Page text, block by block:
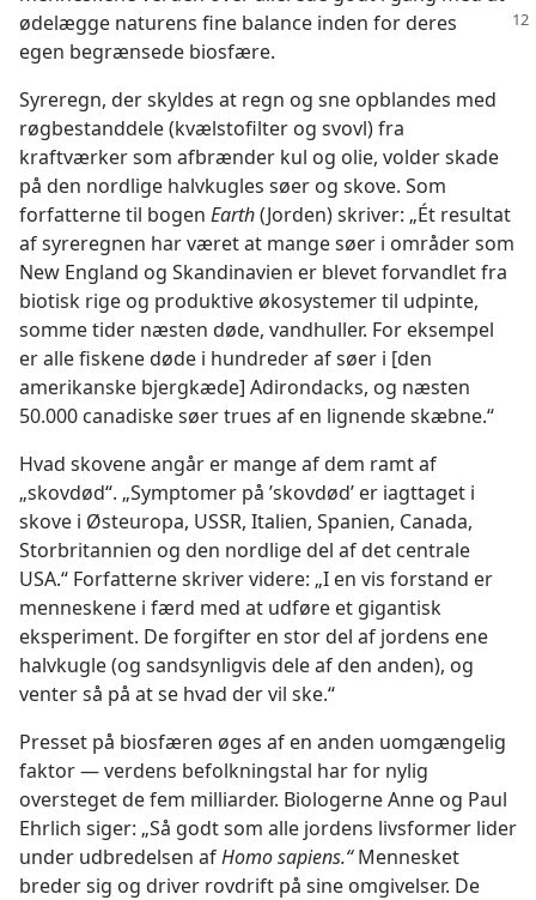
ødelægge naturens fine balance inden for deres
egen begrænsede biosfære.
Syreregn, der skyldes at regn og sne opblandes med
røgbestanddele (kvælstofilter og svovl) fra
kraftværker som afbrænder kul og olie, volder skade
på den nordlige halvkugles søer og skove. Som
forfatterne til bogen Earth(Jorden) skriver: „Ét resultat
af syreregnen har været at mange søer i områder som
New England og Skandinavien er blevet forvandlet fra
biotisk rige og produktive økosystemer til udpinte,
somme tider næsten døde, vandhuller. For eksempel
er alle fiskene døde i hundreder af søer i [den
amerikanske bjergkæde] Adirondacks, og næsten
50.000 canadiske søer trues af en lignende skæbne.“
Hvad skovene angår er mange af dem ramt af
„skovdød“. „Symptomer på ’skovdød’ er iagttaget i
skove i Østeuropa, USSR, Italien, Spanien, Canada,
Storbritannien og den nordlige del af det centrale
USA.“ Forfatterne skriver videre: „I en vis forstand er
menneskene i færd med at udføre et gigantisk
eksperiment. De forgifter en stor del af jordens ene
halvkugle (og sandsynligvis dele af den anden), og
venter så på at se hvad der vil ske.“
Presset på biosfæren øges af en anden uomgængelig
faktor — verdens befolkningstal har for nylig
oversteget de fem milliarder. Biologerne Anne og Paul
Ehrlich siger: „Så godt som alle jordens livsformer lider
under udbredelsen afHomo sapiens.“Mennesket
breder sig og driver rovdrift på sine omgivelser. De